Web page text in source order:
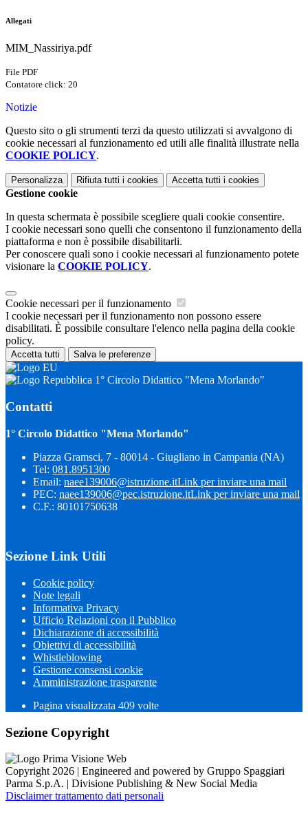
Allegati
MIM_Nassiriya.pdf
File PDF
Contatore click: 20
Notizie
Questo sito o gli strumenti terzi da questo utilizzati si avvalgono di
cookie necessari al funzionamento ed utili alle finalità illustrate nella
COOKIE POLICY.
Personalizza Rifiuta tutti i cookies Accetta tutti i cookies
Gestione cookie
In questa schermata è possibile scegliere quali cookie consentire.
I cookie necessari sono quelli che consentono il funzionamento della
piattaforma e non è possibile disabilitarli.
Per conoscere quali sono i cookie necessari al funzionamento potete
visionare la COOKIE POLICY.
Cookie necessari per il funzionamento
I cookie necessari per il funzionamento non possono essere
disabilitati. È possibile consultare l'elenco nella pagina della cookie
policy.
Accetta tutti Salva le preferenze
1° Circolo Didattico "Mena Morlando"
Contatti
1° Circolo Didattico "Mena Morlando"
Piazza Gramsci, 7 - 80014 - Giugliano in Campania (NA)
Tel: 081.8951300
Email: naee139006@istruzione.itLink per inviare una mail
PEC: naee139006@pec.istruzione.itLink per inviare una mail
C.F.: 80101750638
Sezione Link Utili
Cookie policy
Note legali
Informativa Privacy
Ufficio Relazioni con il Pubblico
Dichiarazione di accessibilità
Obiettivi di accessibilità
Whistleblowing
Gestione consensi cookie
Amministrazione trasparente
Pagina visualizzata 409 volte
Sezione Copyright
Copyright 2026 | Engineered and powered by Gruppo Spaggiari
Parma S.p.A. | Divisione Publishing & New Social Media
Disclaimer trattamento dati personali